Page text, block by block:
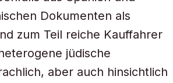
Dokumenten als
zum Teil reiche Kauffahrer
jüdische
aber auch hinsichtlich